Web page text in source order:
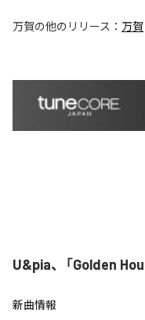
万賀の他のリリース： 万賀
U&pia、「Golden
新曲情報